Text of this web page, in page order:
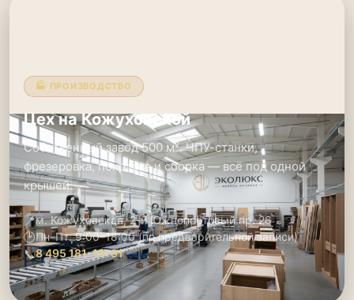
🏭 ПРОИЗВОДСТВО
Цех на Кожуховской
Собственный завод 500 м². ЧПУ-станки,
фрезеровка, покраска и сборка — всё под одной
крышей.
📍м. Кожуховская, 2-й Южнопортовый пр. 26
🕑Пн–Пт: 9:00–18:00 (по предварительной записи)
📞8 495 181-19-91